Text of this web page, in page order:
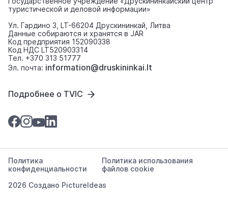
туристической и деловой информации»
Ул. Гардино 3, LT-66204 Друскининкай, Литва
Данные собираются и хранятся в JAR
Код предприятия 152090338
Код НДС LT520903314
Тел. +370 313 51777
Эл. почта: information@druskininkai.lt
Подробнее о TVIC
2026 Создано PictureIdeas
Политика
конфиденциальности
Политика использования
файлов cookie